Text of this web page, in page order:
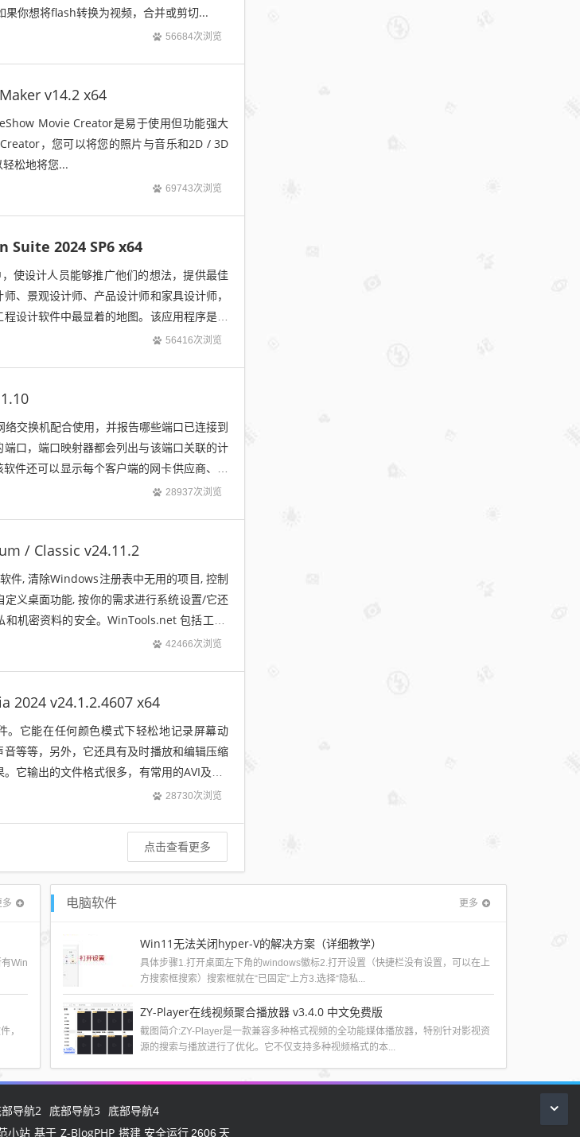
你想将flash转换为视频，合并或剪切...
56684次浏览
v14.2 x64
Movie Creator是易于使用但功能强大
，您可以将您的照片与音乐和2D / 3D
松地将您...
69743次浏览
2024 SP6 x64
使设计人员能够推广他们的想法，提供最佳
、景观设计师、产品设计师和家具设计师，
设计软件中最显着的地图。该应用程序是一
56416次浏览
交换机配合使用，并报告哪些端口已连接到
口，端口映射器都会列出与该端口关联的计
件还可以显示每个客户端的网卡供应商、端
28937次浏览
/ Classic v24.11.2
件, 清除Windows注册表中无用的项目, 控制
义桌面功能, 按你的需求进行系统设置/它还
机密资料的安全。WinTools.net 包括工具:
42466次浏览
2024 v24.1.2.4607 x64
。它能在任何颜色模式下轻松地记录屏幕动
等等，另外，它还具有及时播放和编辑压缩
它输出的文件格式很多，有常用的AVI及GIF
28730次浏览
点击查看更多
多
Win
，
电脑软件 更多
Win11无法关闭hyper-V的解决方案（详细教学）
具体步骤1.打开桌面左下角的windows徽标2.打开设置（快捷栏没有设置，可以在上
方搜索框搜索）搜索框就在“已固定”上方3.选择“隐私...
ZY-Player在线视频聚合播放器 v3.4.0 中文免费版
截图简介:ZY-Player是一款兼容多种格式视频的全功能媒体播放器，特别针对影视资
源的搜索与播放进行了优化。它不仅支持多种视频格式的本...
导航2 底部导航3 底部导航4
小站 基于 Z-BlogPHP 搭建 安全运行 2606 天